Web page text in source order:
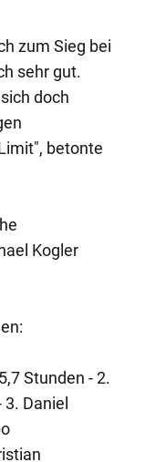
zum Sieg bei
sehr gut.
doch
betonte
Kogler
Stunden - 2.
Daniel